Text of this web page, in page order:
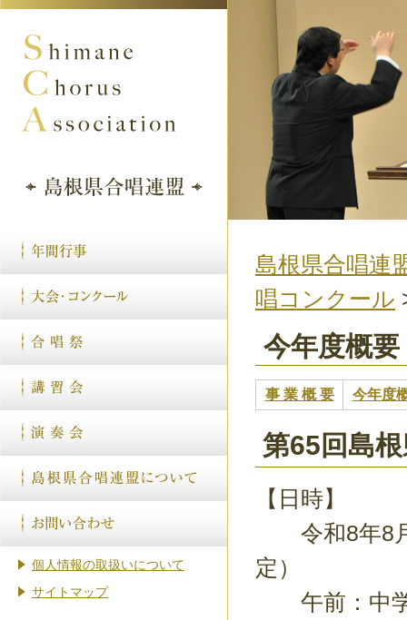
個人情報の取扱いについて
サイトマップ
島根県合唱連
唱コンクール
今年度概要
事 業 概 要 今年度
第65回島
【日時】
令和8年8月
定）
午前：中学